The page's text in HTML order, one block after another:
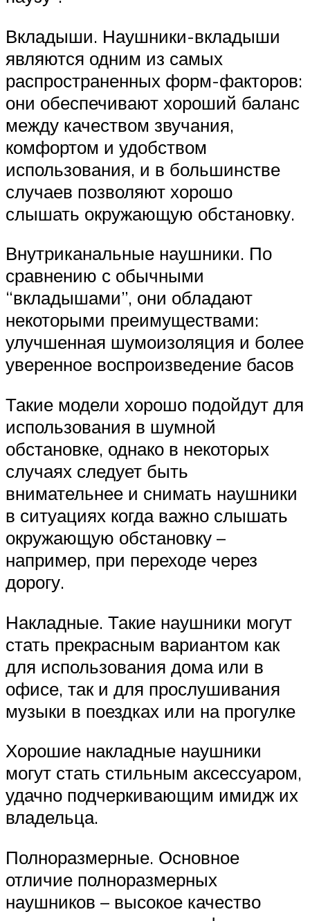
Вкладыши. Наушники-вкладыши
являются одним из самых
распространенных форм-факторов:
они обеспечивают хороший баланс
между качеством звучания,
комфортом и удобством
использования, и в большинстве
случаев позволяют хорошо
слышать окружающую обстановку.
Внутриканальные наушники. По
сравнению с обычными
“вкладышами”, они обладают
некоторыми преимуществами:
улучшенная шумоизоляция и более
уверенное воспроизведение басов
Такие модели хорошо подойдут для
использования в шумной
обстановке, однако в некоторых
случаях следует быть
внимательнее и снимать наушники
в ситуациях когда важно слышать
окружающую обстановку –
например, при переходе через
дорогу.
Накладные. Такие наушники могут
стать прекрасным вариантом как
для использования дома или в
офисе, так и для прослушивания
музыки в поездках или на прогулке
Хорошие накладные наушники
могут стать стильным аксессуаром,
удачно подчеркивающим имидж их
владельца.
Полноразмерные. Основное
отличие полноразмерных
наушников – высокое качество